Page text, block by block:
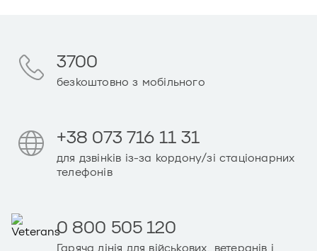
3700
безкоштовно з мобільного
+38 073 716 11 31
для дзвінків із-за кордону/зі стаціонарних
телефонів
0 800 505 120
Гаряча лінія для військових, ветеранів і